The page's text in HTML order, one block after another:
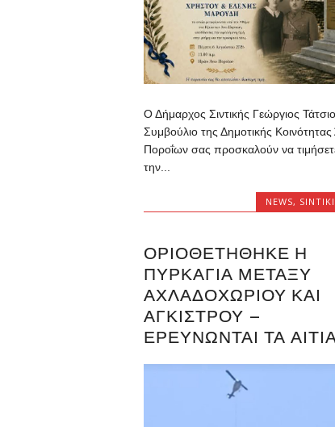
Ο Δήμαρχος Σιντικής Γεώργιος
Συμβούλιο της Δημοτικής
Ποροΐων σας προσκαλούν να
την...
NEWS,
ΟΡΙΟΘΕΤΉΘΗΚΕ Η
ΠΥΡΚΑΓΙΆ ΜΕΤΑΞΎ
ΑΧΛΑΔΟΧΩΡΊΟΥ ΚΑΙ
ΆΓΚΙΣΤΡΟΥ –
ΕΡΕΥΝΏΝΤΑΙ ΤΑ